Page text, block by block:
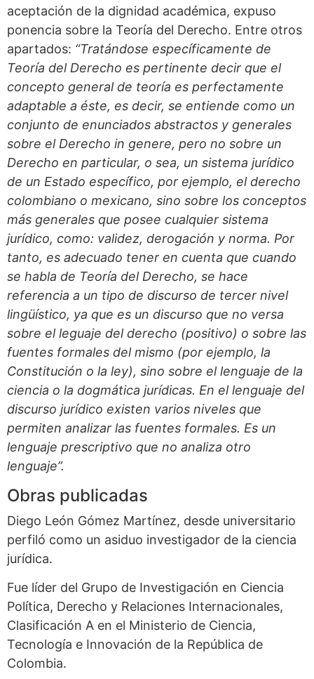
aceptación de la dignidad académica, expuso
ponencia sobre la Teoría del Derecho. Entre otros
apartados: “Tratándose específicamente de
Teoría del Derecho es pertinente decir que el
concepto general de teoría es perfectamente
adaptable a éste, es decir, se entiende como un
conjunto de enunciados abstractos y generales
sobre el Derecho in genere, pero no sobre un
Derecho en particular, o sea, un sistema jurídico
de un Estado específico, por ejemplo, el derecho
colombiano o mexicano, sino sobre los conceptos
más generales que posee cualquier sistema
jurídico, como: validez, derogación y norma. Por
tanto, es adecuado tener en cuenta que cuando
se habla de Teoría del Derecho, se hace
referencia a un tipo de discurso de tercer nivel
lingüístico, ya que es un discurso que no versa
sobre el leguaje del derecho (positivo) o sobre las
fuentes formales del mismo (por ejemplo, la
Constitución o la ley), sino sobre el lenguaje de la
ciencia o la dogmática jurídicas. En el lenguaje del
discurso jurídico existen varios niveles que
permiten analizar las fuentes formales. Es un
lenguaje prescriptivo que no analiza otro
lenguaje”.
Obras publicadas
Diego León Gómez Martínez, desde universitario
perfiló como un asiduo investigador de la ciencia
jurídica.
Fue líder del Grupo de Investigación en Ciencia
Política, Derecho y Relaciones Internacionales,
Clasificación A en el Ministerio de Ciencia,
Tecnología e Innovación de la República de
Colombia.